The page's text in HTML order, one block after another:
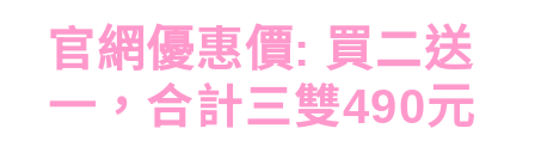
官網優惠價: 買二送
一，合計三雙490元